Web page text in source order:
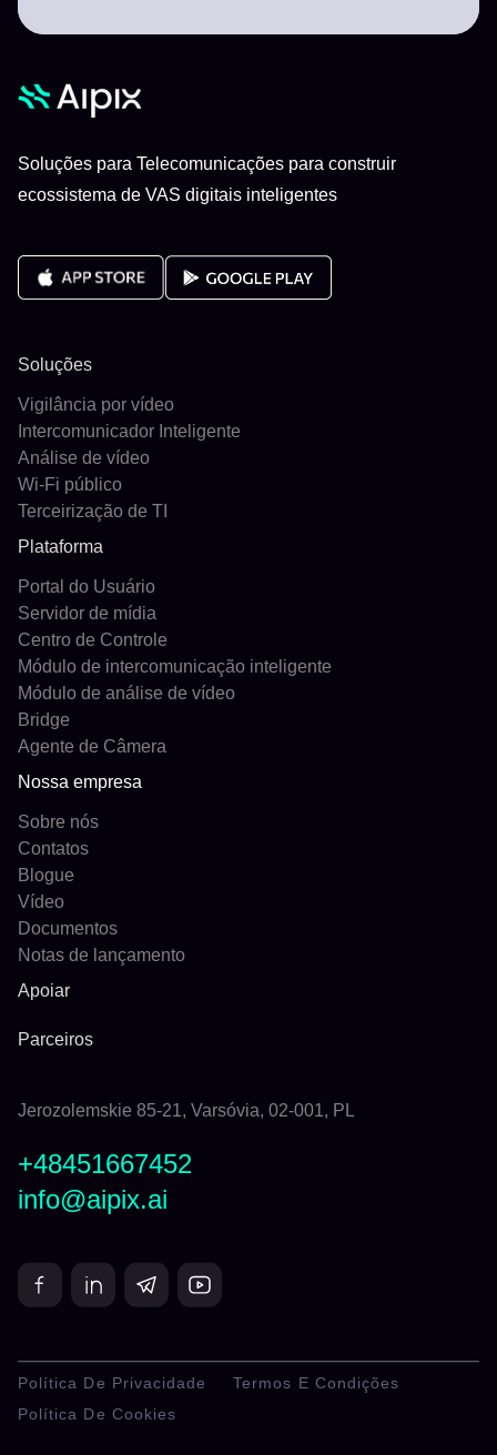
Soluções para Telecomunicações para construir
ecossistema de VAS digitais inteligentes
Soluções
Vigilância por vídeo
Intercomunicador Inteligente
Análise de vídeo
Wi-Fi público
Terceirização de TI
Plataforma
Portal do Usuário
Servidor de mídia
Centro de Controle
Módulo de intercomunicação inteligente
Módulo de análise de vídeo
Bridge
Agente de Câmera
Nossa empresa
Sobre nós
Contatos
Blogue
Vídeo
Documentos
Notas de lançamento
Apoiar
Parceiros
Jerozolemskie 85-21, Varsóvia, 02-001, PL
+48451667452
info@aipix.ai
Política De Privacidade
Termos E Condições
Política De Cookies